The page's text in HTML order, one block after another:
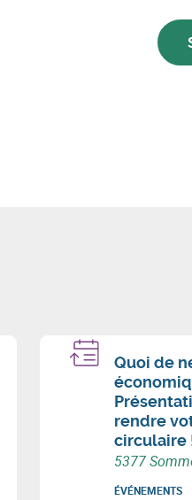
Quoi de
rendre
circulaire
5377
ÉVÉNEMENTS